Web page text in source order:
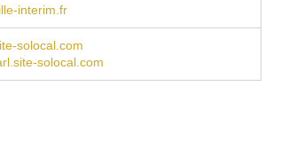
interim.fr
solocal.com
solocal.com